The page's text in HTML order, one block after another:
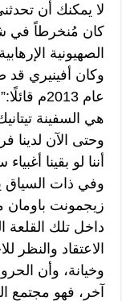
لا يمكنك أن
كان مُنخرطاً في
الصهيونية
وكان أفينيري
عام
هي السفينة
وحتى الآن لدينا
أننا لو بقينا
وفي ذات السياق
زيجمونت باومان
داخل تلك القلعة
الاعتقاد والنظر
وخيانة، وأن
آخر، فهو مجتمع